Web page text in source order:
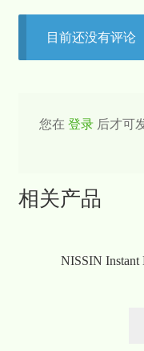
目前还没有评论
您在 登录后才可
相关产品
NISSIN Instant